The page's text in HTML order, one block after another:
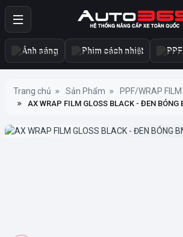
Ánh sáng Phim cách nhiệt
Trang chủ Sản Phẩm PPF/WRAP FILM
AX WRAP FILM GLOSS BLACK - ĐEN BÓNG